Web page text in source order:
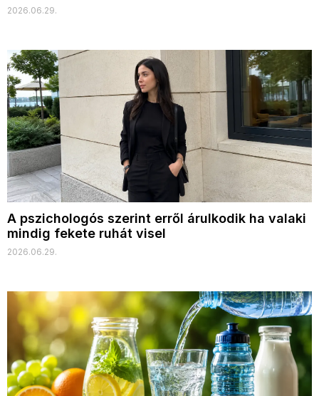
2026.06.29.
A pszichologós szerint erről árulkodik ha valaki
mindig fekete ruhát visel
2026.06.29.